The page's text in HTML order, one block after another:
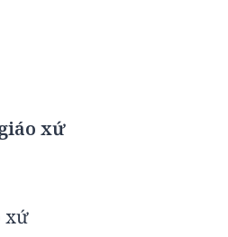
xứ
xứ